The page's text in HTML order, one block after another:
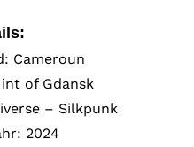
Cameroun
of Gdansk
– Silkpunk
2024